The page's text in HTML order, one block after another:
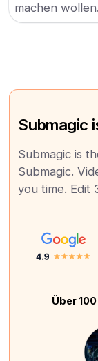
machen wollen.
Submagic
Submagic is
Submagic.
you time. Edit
Über